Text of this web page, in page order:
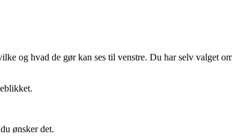
og hvad de gør kan ses til venstre. Du har selv valget
ønsker det.